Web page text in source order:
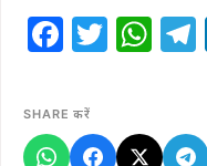
SHARE करें